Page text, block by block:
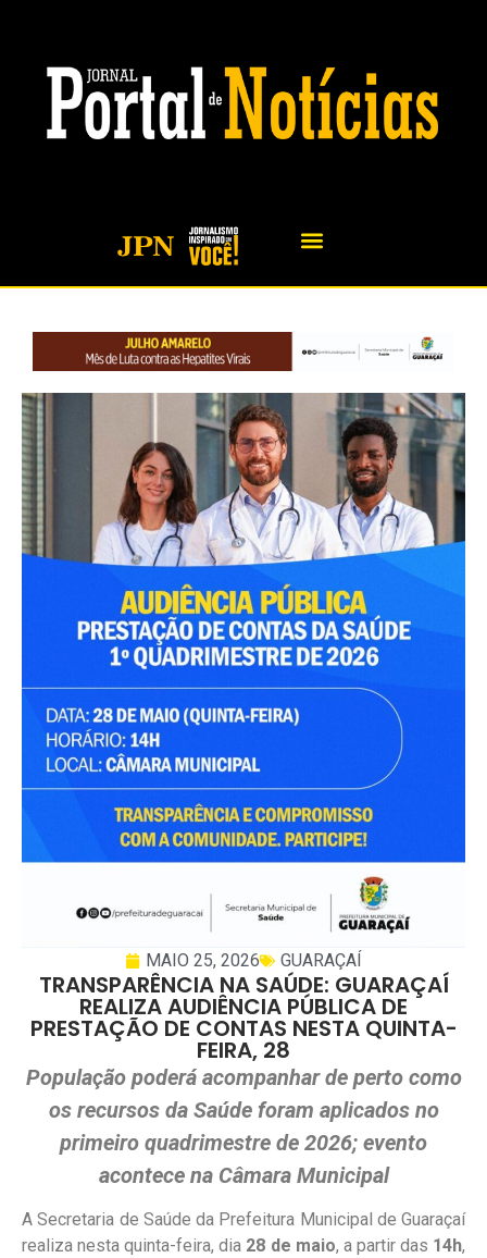
MAIO 25, 2026 GUARAÇAÍ
TRANSPARÊNCIA NA SAÚDE: GUARAÇAÍ
REALIZA AUDIÊNCIA PÚBLICA DE
PRESTAÇÃO DE CONTAS NESTA QUINTA-
FEIRA, 28
População poderá acompanhar de perto como
os recursos da Saúde foram aplicados no
primeiro quadrimestre de 2026; evento
acontece na Câmara Municipal
A Secretaria de Saúde da Prefeitura Municipal de Guaraçaí
realiza nesta quinta-feira, dia 28 de maio, a partir das 14h,